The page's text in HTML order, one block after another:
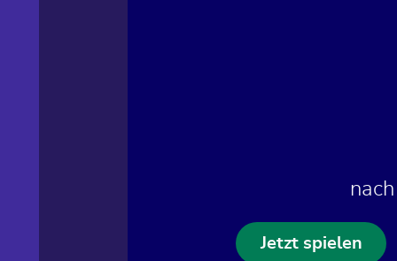
Jetzt spielen